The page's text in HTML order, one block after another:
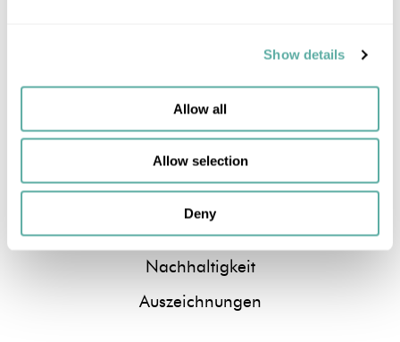
Show details
Allow all
Allow selection
Deny
Über BuzziSpace
Produkte
Marke
Zertifizierungen
Nachhaltigkeit
Auszeichnungen